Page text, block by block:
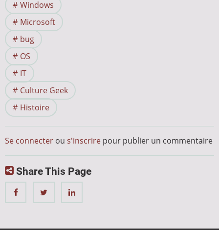
Windows
Microsoft
bug
OS
IT
Culture Geek
Histoire
Se connecter ou s'inscrire pour publier un commentaire
Share This Page